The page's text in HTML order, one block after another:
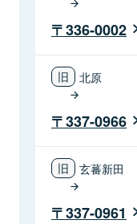
336-0002
北原
337-0966
玄蕃新田
337-0961